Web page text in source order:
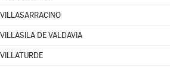
VILLASARRACINO
VILLASILA DE VALDAVIA
VILLATURDE